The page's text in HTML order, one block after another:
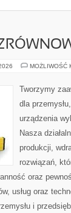
MOŻLIWOŚĆ
Tworzymy
dla
urządzenia
Nasza
produkcji,
rozwiązań,
oraz
usług oraz
i